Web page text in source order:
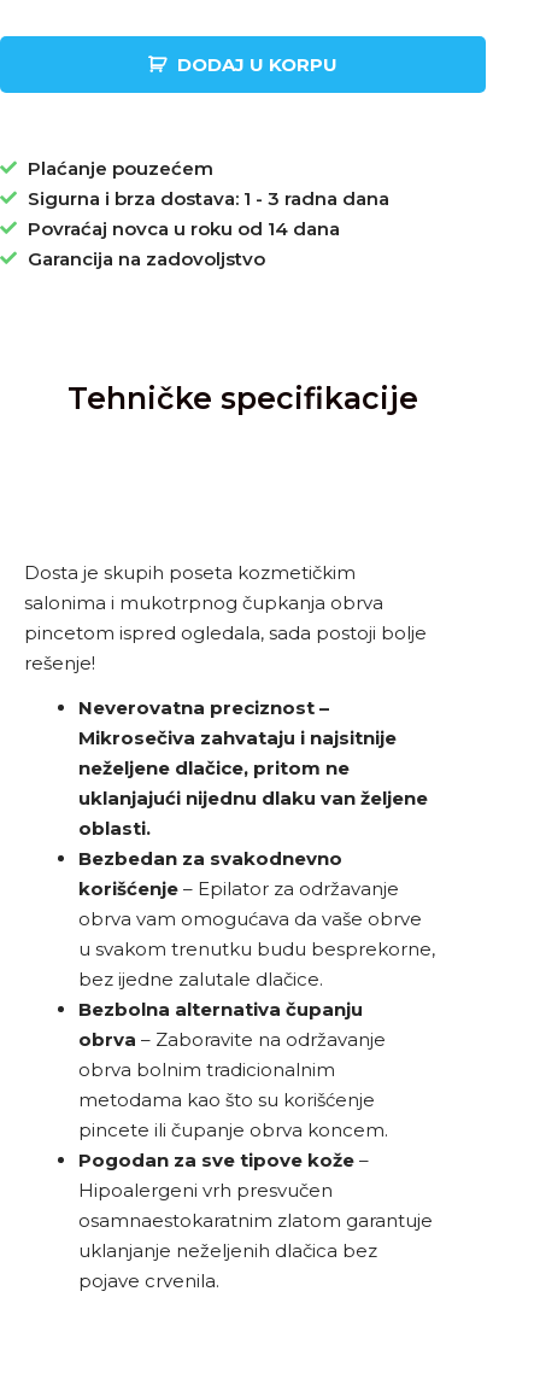
DODAJ U KORPU
Plaćanje pouzećem
Sigurna i brza dostava: 1 - 3 radna dana
Povraćaj novca u roku od 14 dana
Garancija na zadovoljstvo
Tehničke specifikacije
Dosta je skupih poseta kozmetičkim
salonima i mukotrpnog čupkanja obrva
pincetom ispred ogledala, sada postoji bolje
rešenje!
Neverovatna preciznost –
Mikrosečiva zahvataju i najsitnije
neželjene dlačice, pritom ne
uklanjajući nijednu dlaku van željene
oblasti.
Bezbedan za svakodnevno
korišćenje – Epilator za održavanje
obrva vam omogućava da vaše obrve
u svakom trenutku budu besprekorne,
bez ijedne zalutale dlačice.
Bezbolna alternativa čupanju
obrva – Zaboravite na održavanje
obrva bolnim tradicionalnim
metodama kao što su korišćenje
pincete ili čupanje obrva koncem.
Pogodan za sve tipove kože –
Hipoalergeni vrh presvučen
osamnaestokaratnim zlatom garantuje
uklanjanje neželjenih dlačica bez
pojave crvenila.